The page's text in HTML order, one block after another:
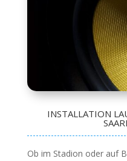
INSTALLATION
Ob im Stadion oder auf